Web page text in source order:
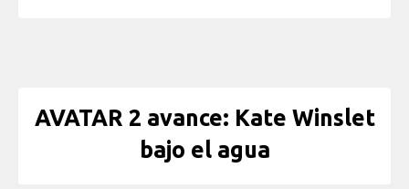
AVATAR 2 avance: Kate Winslet
bajo el agua